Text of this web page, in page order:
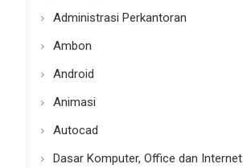
Administrasi Perkantoran
Ambon
Android
Animasi
Autocad
Dasar Komputer, Office dan Internet